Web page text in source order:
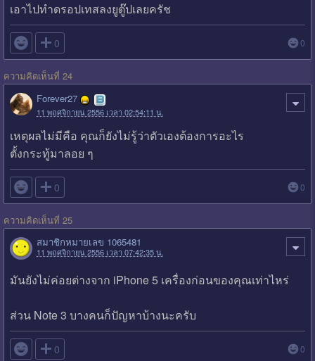
เอาไปทำดรอปเทสลงยูตู๊ปเลยครัช
 0 0
ความคิดเห็นที่ 24
Forever27
11 พฤศจิกายน 2556 เวลา 02:54:11 น.
เหตุผลไม่มีคือ คุณก็ยังไม่รู้ว่าตัวเองต้องการอะไร
ตั้งกระทู้มาลอย ๆ
 0 0
ความคิดเห็นที่ 25
สมาชิกหมายเลข 1065481
11 พฤศจิกายน 2556 เวลา 07:42:35 น.
มันยังไม่ค่อยต่างจาก iPhone 5 เครื่องก่อนของคุณเท่าไหร่
ส่วน Note 3 บางคนก็ปัญหาบ้างนะครับ
 0 0